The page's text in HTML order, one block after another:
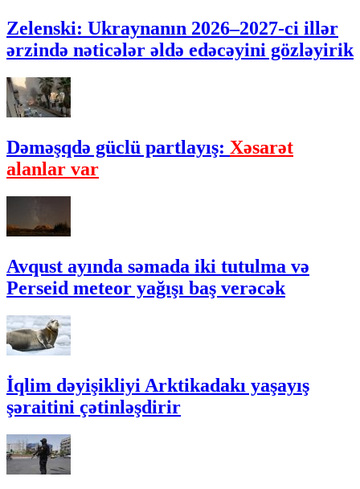
Zelenski: Ukraynanın 2026–2027-ci illər
ərzində nəticələr əldə edəcəyini gözləyirik
Dəməşqdə güclü partlayış: Xəsarət
alanlar var
Avqust ayında səmada iki tutulma və
Perseid meteor yağışı baş verəcək
İqlim dəyişikliyi Arktikadakı yaşayış
şəraitini çətinləşdirir